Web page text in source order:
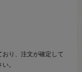
おり、注文が確定して
。